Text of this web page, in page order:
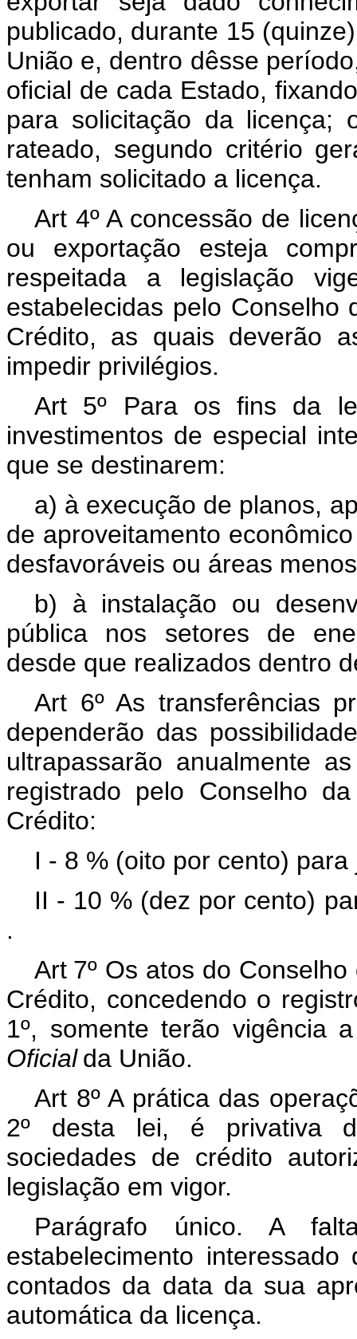
publicado, durante 15
União e, dentro dêsse
oficial de cada Estado,
para solicitação da licença;
rateado, segundo critério
tenham solicitado a licença.
Art 4º A concessão de
ou exportação esteja
respeitada a legislação
estabelecidas pelo Conselho
Crédito, as quais deverão
impedir privilégios.
Art 5º Para os fins da
investimentos de especial
que se destinarem:
a) à execução de planos,
de aproveitamento
desfavoráveis ou áreas
b) à instalação ou
pública nos setores de
desde que realizados dentro
Art 6º As transferências
dependerão das
ultrapassarão anualmente
registrado pelo Conselho
Crédito:
I - 8 % (oito por cento)
II - 10 % (dez por cento)
.
Art 7º Os atos do
Crédito, concedendo o
1º, somente terão vigência
Oficial da União.
Art 8º A prática das
2º desta lei, é privativa
sociedades de crédito
legislação em vigor.
Parágrafo único. A
estabelecimento
contados da data da sua
automática da licença.